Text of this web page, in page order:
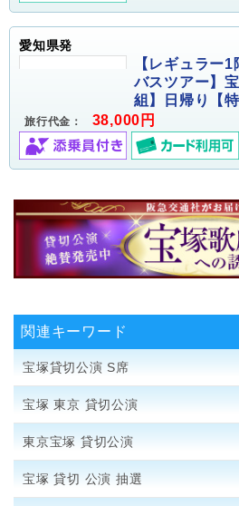
愛知県発
【レギュラー
バスツアー】
組】日帰り【
旅行代金： 38,000円
関連キーワード
宝塚貸切公演 S席
宝塚 東京 貸切公演
東京宝塚 貸切公演
宝塚 貸切 公演 抽選